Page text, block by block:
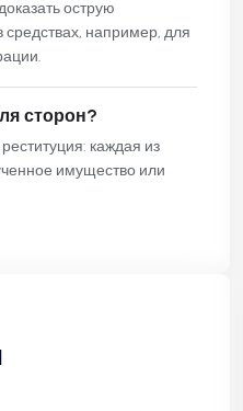
острую
например, для
сторон?
каждая из
имущество или